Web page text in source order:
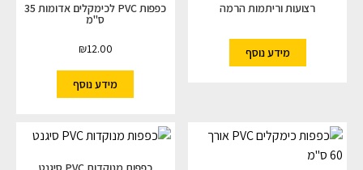
רצועות וריתמות הרמה
מידע נוסף
כפפות PVC לכימקלים אדומות 35
ס"מ
₪12.00
מידע נוסף